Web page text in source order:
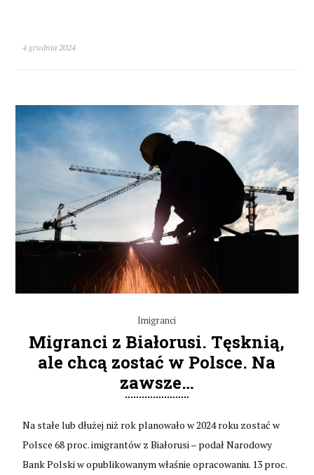
4 grudnia 2024
Imigranci
Migranci z Białorusi. Tęsknią,
ale chcą zostać w Polsce. Na
zawsze…
Na stałe lub dłużej niż rok planowało w 2024 roku zostać w
Polsce 68 proc. imigrantów z Białorusi – podał Narodowy
Bank Polski w opublikowanym właśnie opracowaniu. 13 proc.